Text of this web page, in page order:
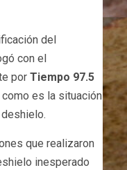
del
con el
por Tiempo 97.5
como es la situación
que realizaron
inesperado